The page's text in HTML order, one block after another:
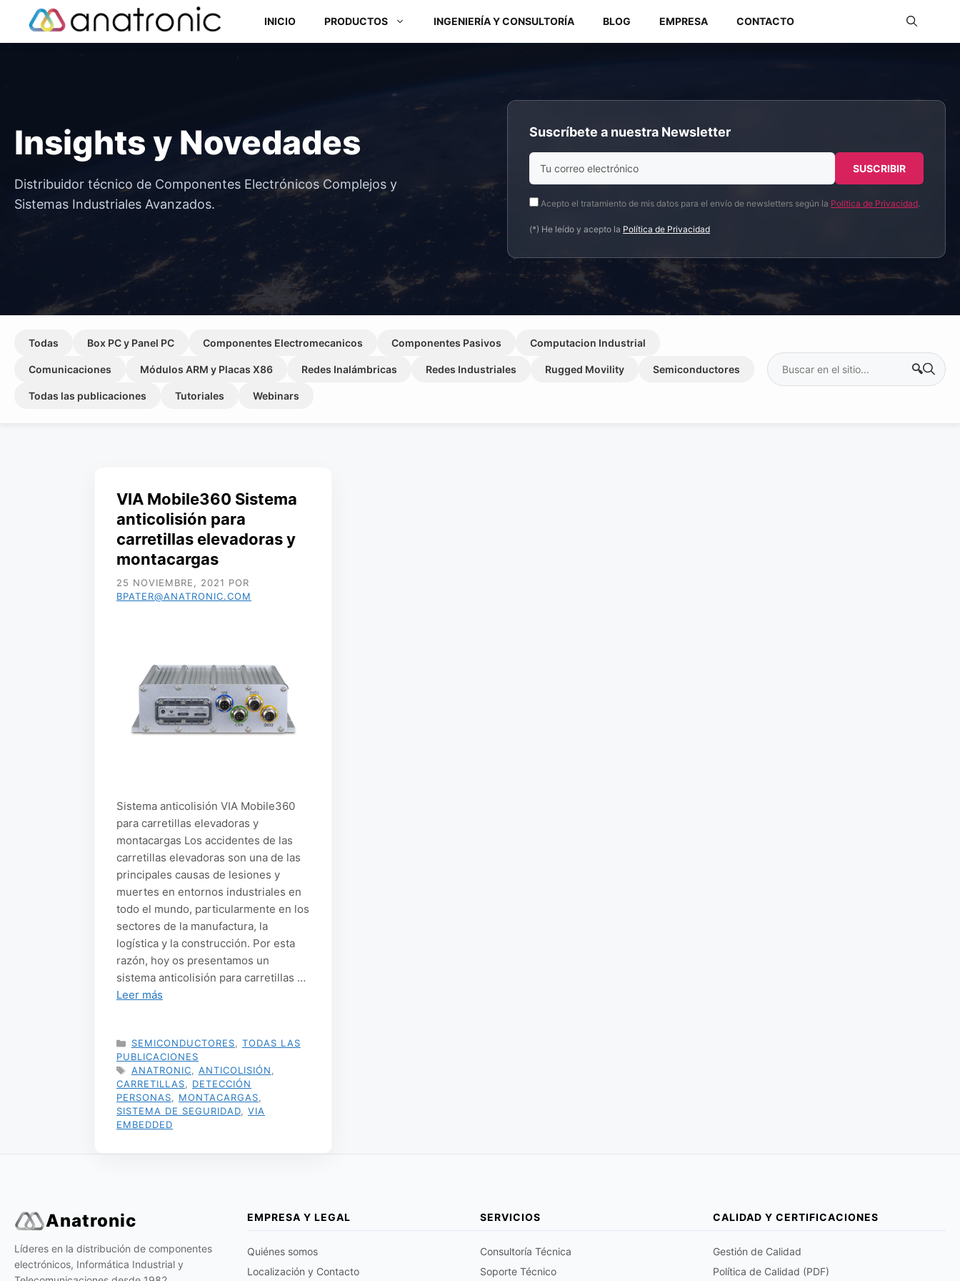
contenido
INICIO PRODUCTOS
Componentes Electromecánicos
Box PC y Panel PC
Redes Industriales
INGENIERÍA Y CONSULTORÍA BLOG EMPRESA CONTACTO
Insights y Novedades
Distribuidor técnico de Componentes Electrónicos Complejos y
Sistemas Industriales Avanzados.
Suscríbete a nuestra Newsletter
Acepto el tratamiento de mis datos para el envío de newsletters según la Política de Privacidad.
(*) He leído y acepto la Política de Privacidad
Todas Box PC y Panel PC Componentes Electromecanicos Componentes Pasivos Computacion Industrial
Comunicaciones Módulos ARM y Placas X86 Redes Inalámbricas Redes Industriales Rugged Movility Semiconductores
Todas las publicaciones Tutoriales Webinars
Buscar:
VIA Mobile360 Sistema
anticolisión para
carretillas elevadoras y
montacargas
25 NOVIEMBRE, 2021 POR
BPATER@ANATRONIC.COM
Sistema anticolisión VIA Mobile360
para carretillas elevadoras y
montacargas Los accidentes de las
carretillas elevadoras son una de las
principales causas de lesiones y
muertes en entornos industriales en
todo el mundo, particularmente en los
sectores de la manufactura, la
logística y la construcción. Por esta
razón, hoy os presentamos un
sistema anticolisión para carretillas …
Leer más
CATEGORÍAS
SEMICONDUCTORES
TODAS LAS
PUBLICACIONES
ETIQUETAS
ANATRONIC ANTICOLISIÓN
CARRETILLAS
DETECCIÓN
PERSONAS
MONTACARGAS
SISTEMA DE SEGURIDAD
VIA
EMBEDDED
Anatronic
Líderes en la distribución de componentes
electrónicos, Informática Industrial y
EMPRESA Y LEGAL
Quiénes somos
Localización y Contacto
SERVICIOS
Consultoría Técnica
Soporte Técnico
CALIDAD Y CERTIFICACIONES
Gestión de Calidad
Política de Calidad (PDF)